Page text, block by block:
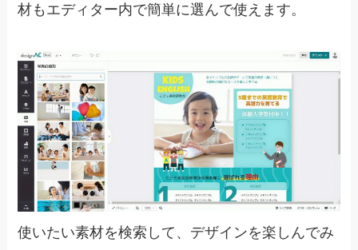
材もエディター内で簡単に選んで使えます。
使いたい素材を検索して、デザインを楽しんでみ